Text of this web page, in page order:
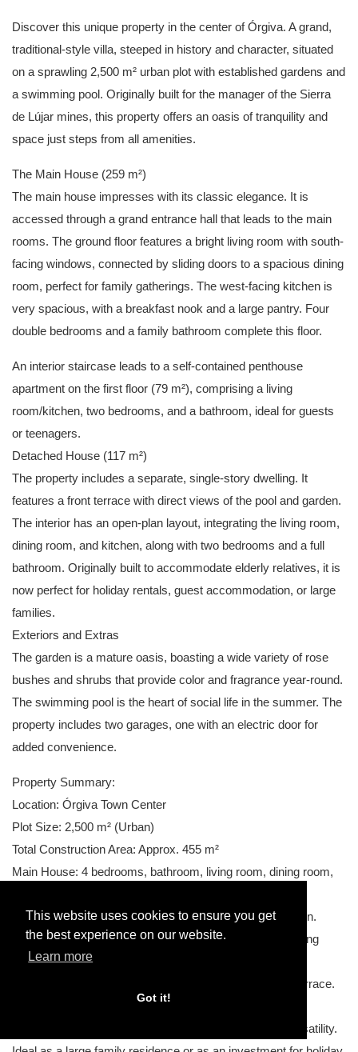
This website uses cookies to ensure you get
the best experience on our website.
Learn more
Got it!
Discover this unique property in the center of Órgiva. A grand,
traditional-style villa, steeped in history and character, situated
on a sprawling 2,500 m² urban plot with established gardens and
a swimming pool. Originally built for the manager of the Sierra
de Lújar mines, this property offers an oasis of tranquility and
space just steps from all amenities.
The Main House (259 m²)
The main house impresses with its classic elegance. It is
accessed through a grand entrance hall that leads to the main
rooms. The ground floor features a bright living room with south-
facing windows, connected by sliding doors to a spacious dining
room, perfect for family gatherings. The west-facing kitchen is
very spacious, with a breakfast nook and a large pantry. Four
double bedrooms and a family bathroom complete this floor.
An interior staircase leads to a self-contained penthouse
apartment on the first floor (79 m²), comprising a living
room/kitchen, two bedrooms, and a bathroom, ideal for guests
or teenagers.
Detached House (117 m²)
The property includes a separate, single-story dwelling. It
features a front terrace with direct views of the pool and garden.
The interior has an open-plan layout, integrating the living room,
dining room, and kitchen, along with two bedrooms and a full
bathroom. Originally built to accommodate elderly relatives, it is
now perfect for holiday rentals, guest accommodation, or large
families.
Exteriors and Extras
The garden is a mature oasis, boasting a wide variety of rose
bushes and shrubs that provide color and fragrance year-round.
The swimming pool is the heart of social life in the summer. The
property includes two garages, one with an electric door for
added convenience.
Property Summary:
Location: Órgiva Town Center
Plot Size: 2,500 m² (Urban)
Total Construction Area: Approx. 455 m²
Main House: 4 bedrooms, bathroom, living room, dining room,
Separate Attic: 2 bedrooms, bathroom, living room/kitchen.
Guest House (Ground Floor): 2 bedrooms, bathroom, living
room/dining room/kitchen.
Exterior: Established gardens, private swimming pool, terrace.
Extras: Two garages (one electric).
An exceptional property due to its size, location, and versatility.